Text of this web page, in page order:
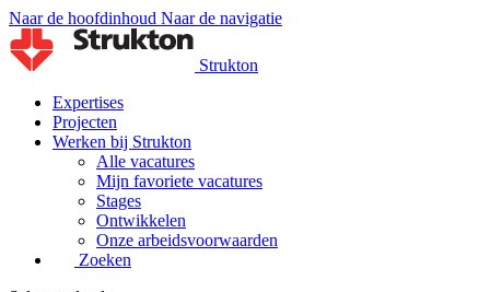
Naar de hoofdinhoud Naar de navigatie
Strukton
Expertises
Projecten
Werken bij Strukton
Alle vacatures
Mijn favoriete vacatures
Stages
Ontwikkelen
Onze arbeidsvoorwaarden
Zoeken